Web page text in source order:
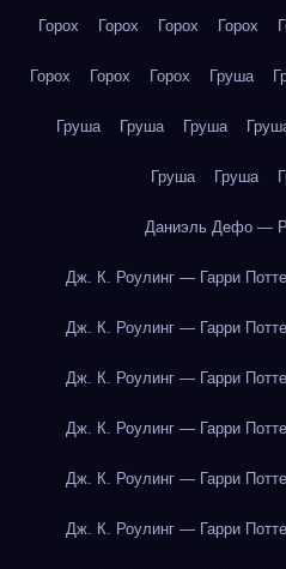
Горох Горох Горох Горох
Горох Горох Горох Груша
Груша Груша Груша
Груша Груша
Даниэль Дефо —
Дж. К. Роулинг — Гарри
Дж. К. Роулинг — Гарри
Дж. К. Роулинг — Гарри
Дж. К. Роулинг — Гарри
Дж. К. Роулинг — Гарри
Дж. К. Роулинг — Гарри